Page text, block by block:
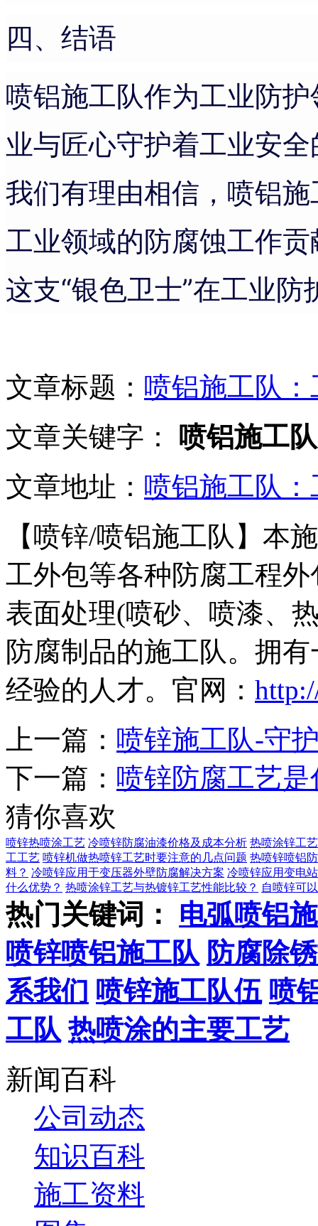
四、结语
喷铝施工队作为工业防
业与匠心守护着工业安
我们有理由相信，喷铝
工业领域的防腐蚀工作
这支“银色卫士”在工业
文章标题： 喷铝施工队：
文章关键字： 喷铝施工队
文章地址： 喷铝施工队：
【喷锌/喷铝施工队】本
工外包等各种防腐工程
表面处理(喷砂、喷漆、
防腐制品的施工队。拥
经验的人才。官网：
上一篇： 喷锌施工队-守
下一篇： 喷锌防腐工艺是
猜你喜欢
喷锌热喷涂工艺 冷喷锌防腐油漆价格及成本分析 热喷涂锌工
工工艺 喷锌机做热喷锌工艺时要注意的几点问题 热喷锌喷铝
料？ 冷喷锌应用于变压器外壁防腐解决方案 冷喷锌应用变电
什么优势？ 热喷涂锌工艺与热镀锌工艺性能比较？ 自喷锌可
热门关键词：
电弧喷铝
喷锌喷铝施工队 防腐除
系我们 喷锌施工队伍 喷
工队 热喷涂的主要工艺
新闻百科
公司动态
知识百科
施工资料